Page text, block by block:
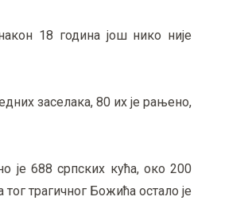
18 година још нико није
заселака, 80 их је рањено,
је 688 српских кућа, око 200
трагичног Божића остало је